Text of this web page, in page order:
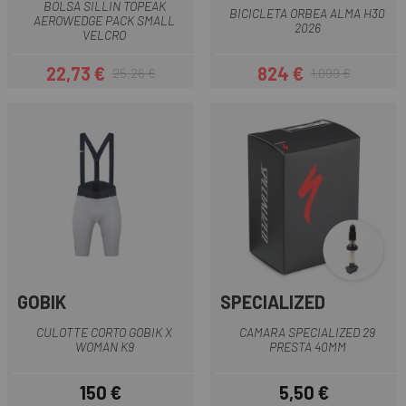
BOLSA SILLIN TOPEAK
AEROWEDGE PACK SMALL
VELCRO
Precio
22,73 €Precio regular
25,26 €
BICICLETA ORBEA ALMA H30
2026
Precio
824 €Precio regular
1.099 €
GOBIK
CULOTTE CORTO GOBIK X
WOMAN K9
Precio
150 €
SPECIALIZED
CAMARA SPECIALIZED 29
PRESTA 40MM
Precio
5,50 €